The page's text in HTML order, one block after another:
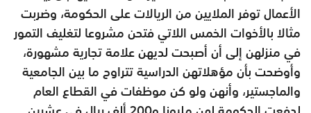
الأعمال توفر الملايين من الريالات على الحكومة، وضربت
مثالا بالأخوات الخمس اللاتي فتحن مشروعا لتغليف التمور
في منزلهن إلى أن أصبحت لديهن علامة تجارية مشهورة،
وأوضحت بأن مؤهلاتهن الدراسية تتراوح ما بين الجامعية
والماجستير، وأنهن ولو كن موظفات في القطاع العام